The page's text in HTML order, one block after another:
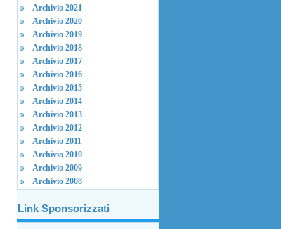
Archivio 2021
Archivio 2020
Archivio 2019
Archivio 2018
Archivio 2017
Archivio 2016
Archivio 2015
Archivio 2014
Archivio 2013
Archivio 2012
Archivio 2011
Archivio 2010
Archivio 2009
Archivio 2008
Link Sponsorizzati